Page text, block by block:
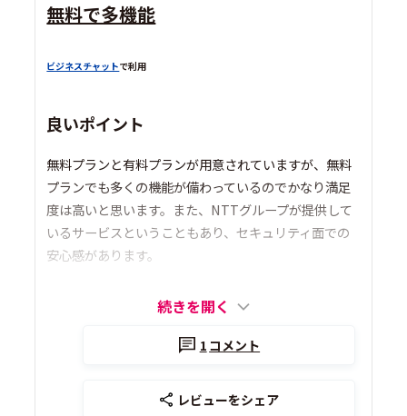
無料で多機能
ビジネスチャットで利用
良いポイント
無料プランと有料プランが用意されていますが、無料
プランでも多くの機能が備わっているのでかなり満足
度は高いと思います。また、NTTグループが提供して
いるサービスということもあり、セキュリティ面での
安心感があります。
続きを開く
1 コメント
レビューをシェア